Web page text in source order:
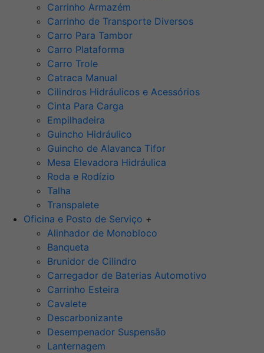
Carrinho Armazém
Carrinho de Transporte Diversos
Carro Para Tambor
Carro Plataforma
Carro Trole
Catraca Manual
Cilindros Hidráulicos e Acessórios
Cinta Para Carga
Empilhadeira
Guincho Hidráulico
Guincho de Alavanca Tifor
Mesa Elevadora Hidráulica
Roda e Rodízio
Talha
Transpalete
Oficina e Posto de Serviço +
Alinhador de Monobloco
Banqueta
Brunidor de Cilindro
Carregador de Baterias Automotivo
Carrinho Esteira
Cavalete
Descarbonizante
Desempenador Suspensão
Lanternagem